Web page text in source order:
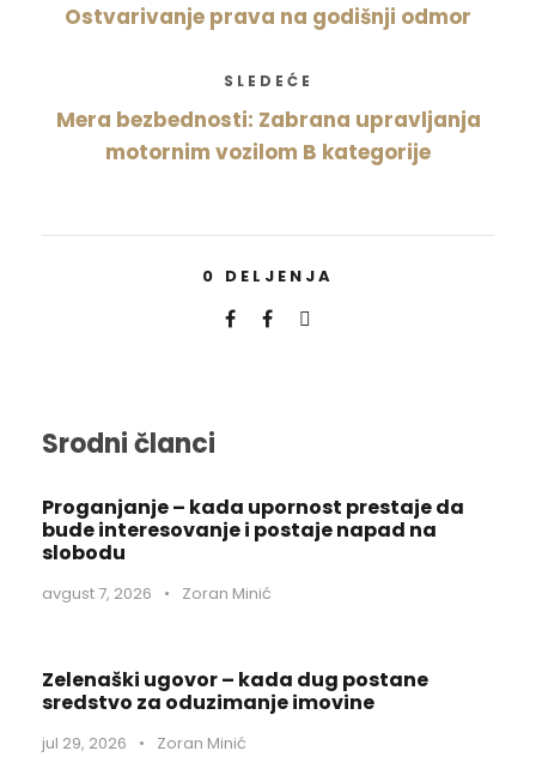
Ostvarivanje prava na godišnji odmor
SLEDEĆE
Mera bezbednosti: Zabrana upravljanja
motornim vozilom B kategorije
0 DELJENJA
Srodni članci
Proganjanje – kada upornost prestaje da
bude interesovanje i postaje napad na
slobodu
avgust 7, 2026 • Zoran Minić
Zelenaški ugovor – kada dug postane
sredstvo za oduzimanje imovine
jul 29, 2026 • Zoran Minić